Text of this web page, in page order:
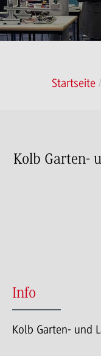
Startseite
Kolb Garten-
Info
Kolb Garten- und